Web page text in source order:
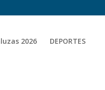
2026 DEPORTES